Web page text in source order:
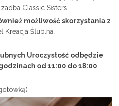
Classic Sisters.
możliwość skorzystania z
Kreacja Ślub.na.
Uroczystość odbędzie
od 11:00 do 18:00